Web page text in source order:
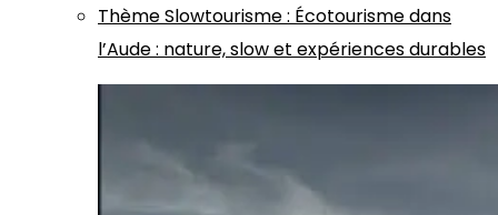
ThèmeSlowtourisme: Écotourisme dans
l’Aude : nature, slow et expériences durables